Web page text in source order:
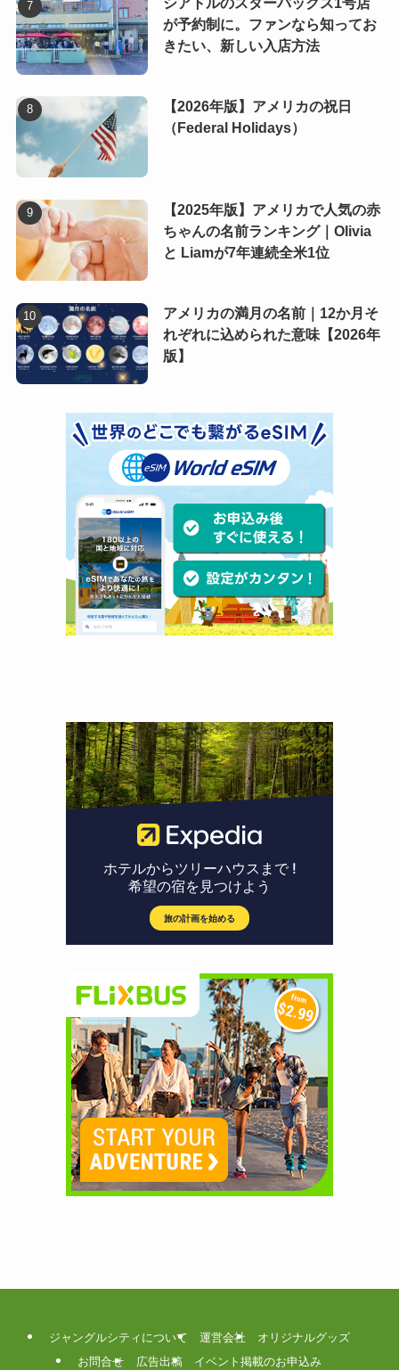
が予約制に。ファンなら知ってお
きたい、新しい入店方法
【2026年版】アメリカの祝日
（Federal Holidays）
【2025年版】アメリカで人気の赤
ちゃんの名前ランキング｜Olivia
と Liamが7年連続全米1位
アメリカの満月の名前｜12か月そ
れぞれに込められた意味【2026年
版】
ジャングルシティについて 運営会社
オリジナルグッズ
お問合せ
広告出稿 イベント掲載のお申込み